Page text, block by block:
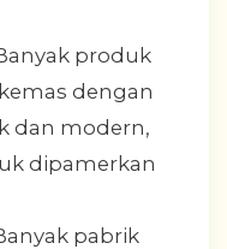
produk
dengan
dan modern,
dipamerkan
pabrik